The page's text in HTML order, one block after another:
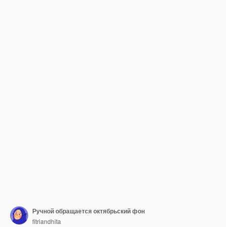
Ручной обращается октябрьский фон
fitriandhita